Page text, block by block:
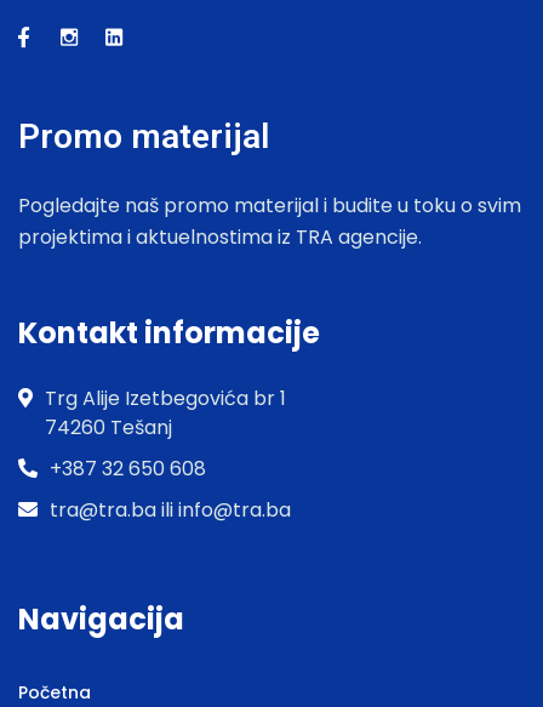
Promo materijal
Pogledajte naš promo materijal i budite u toku o svim
projektima i aktuelnostima iz TRA agencije.
Kontakt informacije
Trg Alije Izetbegovića br 1
74260 Tešanj
+387 32 650 608
tra@tra.ba ili info@tra.ba
Navigacija
Početna